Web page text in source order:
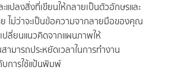
แปลงสิ่งที่เขียนให้กลายเป็นตัวอักษรและ
ไม่ว่าจะเป็นข้อความจากลายมือของคุณ
ปลี่ยนแนวคิดจากแผนภาพให้
มารถประหยัดเวลาในการทำงาน
การใช้แป้นพิมพ์